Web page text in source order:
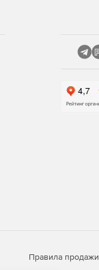
Правила продажи